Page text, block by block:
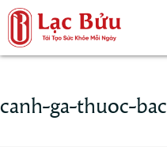
canh-ga-thuoc-bac